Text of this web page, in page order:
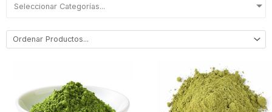
Seleccionar Categorías...